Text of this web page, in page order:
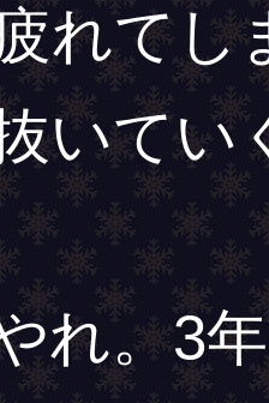
れてし
いてい
。3年